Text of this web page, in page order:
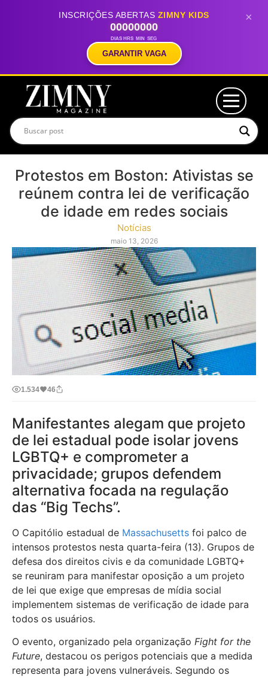
INSCRIÇÕES ABERTAS ZIMNY KIDS
00
DIAS
00
HRS
00
MIN
00
SEG
GARANTIR VAGA
×
Protestos em Boston: Ativistas se
reúnem contra lei de verificação
de idade em redes sociais
Notícias
maio 13, 2026
1.534 46
Manifestantes alegam que projeto
de lei estadual pode isolar jovens
LGBTQ+ e comprometer a
privacidade; grupos defendem
alternativa focada na regulação
das “Big Techs”.
O Capitólio estadual de Massachusetts foi palco de
intensos protestos nesta quarta-feira (13). Grupos de
defesa dos direitos civis e da comunidade LGBTQ+
se reuniram para manifestar oposição a um projeto
de lei que exige que empresas de mídia social
implementem sistemas de verificação de idade para
todos os usuários.
O evento, organizado pela organização Fight for the
Future, destacou os perigos potenciais que a medida
representa para jovens vulneráveis. Segundo os